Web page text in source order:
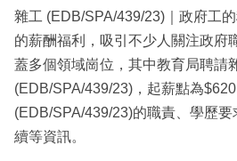
區
雜工 (EDB/SPA/439/23)｜政府工
的薪酬福利，吸引不少人關注政府
蓋多個領域崗位，其中教育局聘請
(EDB/SPA/439/23)，起薪點為
(EDB/SPA/439/23)的職責、學歷
續等資訊。